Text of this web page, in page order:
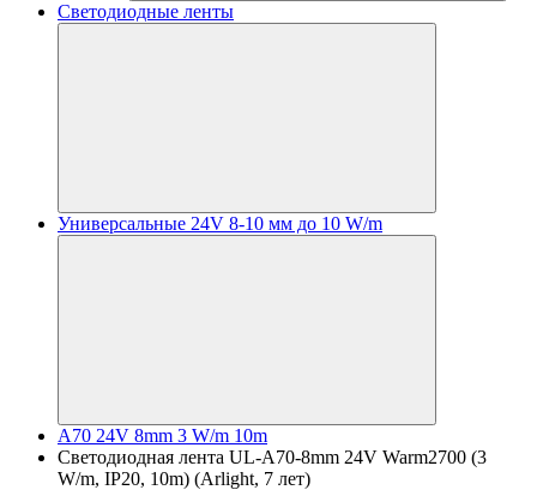
Светодиодные ленты
Универсальные 24V 8-10 мм до 10 W/m
A70 24V 8mm 3 W/m 10m
Светодиодная лента UL-A70-8mm 24V Warm2700 (3
W/m, IP20, 10m) (Arlight, 7 лет)